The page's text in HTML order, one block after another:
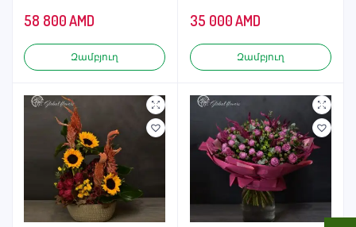
58 800AMD
Զամբյուղ
35 000AMD
Զամբյուղ